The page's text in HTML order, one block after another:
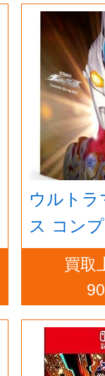
ウルトラ
ス コン
ルーレイ
買取